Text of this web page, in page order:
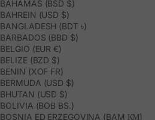
BAHAMAS (BSD $)
BAHREIN (USD $)
BANGLADESH (BDT ৳)
BARBADOS (BBD $)
BELGIO (EUR €)
BELIZE (BZD $)
BENIN (XOF FR)
BERMUDA (USD $)
BHUTAN (USD $)
BOLIVIA (BOB BS.)
BOSNIA ED ERZEGOVINA (BAM КМ)